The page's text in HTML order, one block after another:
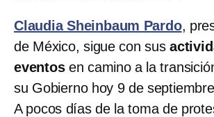
Claudia Sheinbaum Pardo,
de México, sigue con sus
eventos en camino a la
su Gobierno hoy 9 de
A pocos días de la toma de